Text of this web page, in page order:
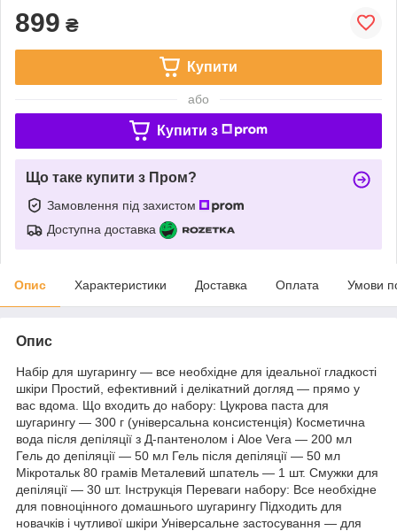
899 ₴
Купити
або
Купити з
Що таке купити з Пром?
Замовлення під захистом
Доступна доставка
Опис Характеристики Доставка Оплата Умови
Опис
Набір для шугарингу — все необхідне для ідеальної гладкості
шкіри Простий, ефективний і делікатний догляд — прямо у
вас вдома. Що входить до набору: Цукрова паста для
шугарингу — 300 г (універсальна консистенція) Косметична
вода після депіляції з Д-пантенолом і Aloe Vera — 200 мл
Гель до депіляції — 50 мл Гель після депіляції — 50 мл
Мікротальк 80 грамів Металевий шпатель — 1 шт. Смужки для
депіляції — 30 шт. Інструкція Переваги набору: Все необхідне
для повноцінного домашнього шугарингу Підходить для
новачків і чутливої шкіри Універсальне застосування — для